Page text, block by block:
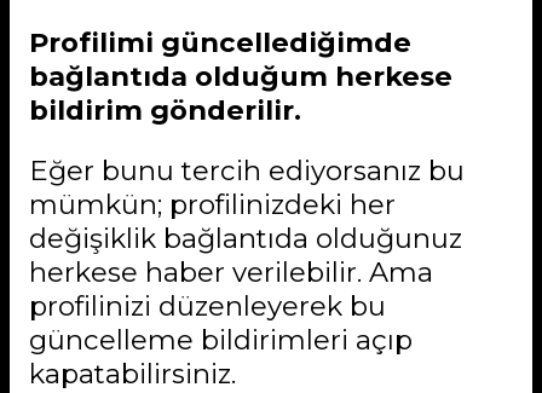
Profilimi güncellediğimde
bağlantıda olduğum herkese
bildirim gönderilir.
Eğer bunu tercih ediyorsanız bu
mümkün; profilinizdeki her
değişiklik bağlantıda olduğunuz
herkese haber verilebilir. Ama
profilinizi düzenleyerek bu
güncelleme bildirimleri açıp
kapatabilirsiniz.